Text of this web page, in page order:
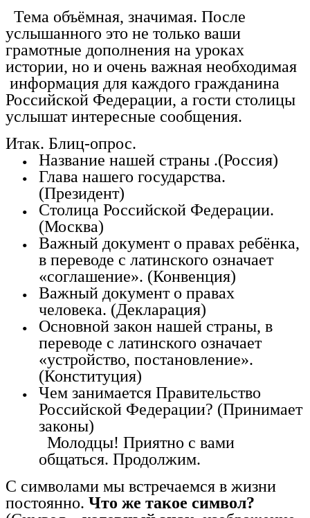
Тема объёмная, значимая. После
услышанного это не только ваши
грамотные дополнения на уроках
истории, но и очень важная необходимая
информация для каждого гражданина
Российской Федерации, а гости столицы
услышат интересные сообщения.
Итак. Блиц-опрос.
Название нашей страны .(Россия)
Глава нашего государства.
(Президент)
Столица Российской Федерации.
(Москва)
Важный документ о правах ребёнка,
в переводе с латинского означает
«соглашение». (Конвенция)
Важный документ о правах
человека. (Декларация)
Основной закон нашей страны, в
переводе с латинского означает
«устройство, постановление».
(Конституция)
Чем занимается Правительство
Российской Федерации? (Принимает
законы)
Молодцы! Приятно с вами
общаться. Продолжим.
С символами мы встречаемся в жизни
постоянно. Что же такое символ?